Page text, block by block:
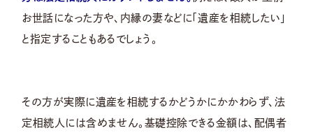
お世話になった方や、内縁の妻などに「遺産を相続したい」
と指定することもあるでしょう。
その方が実際に遺産を相続するかどうかにかかわらず、法
定相続人には含めません。基礎控除できる金額は、配偶者